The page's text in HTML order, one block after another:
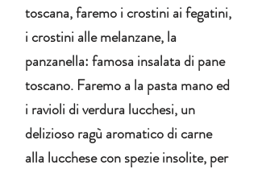
toscana, faremo i crostini ai fegatini,
i crostini alle melanzane, la
panzanella: famosa insalata di pane
toscano. Faremo a la pasta mano ed
i ravioli di verdura lucchesi, un
delizioso ragù aromatico di carne
alla lucchese con spezie insolite, per